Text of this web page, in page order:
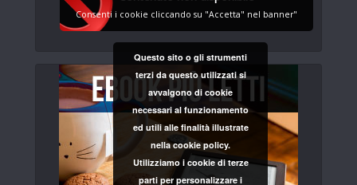
Consenti i cookie cliccando su "Accetta" nel banner"
Questo sito o gli strumenti
terzi da questo utilizzati si
avvalgono di cookie
necessari al funzionamento
ed utili alle finalità illustrate
nella cookie policy.
Utilizziamo i cookie di terze
parti per personalizzare i